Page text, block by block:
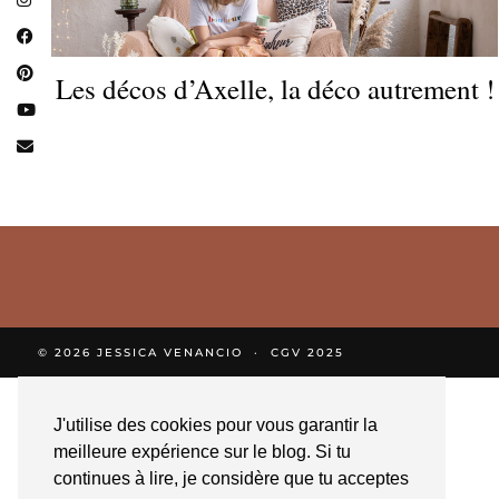
J'utilise des cookies pour vous garantir la
meilleure expérience sur le blog. Si tu
continues à lire, je considère que tu acceptes
Les décos d’Axelle, la déco autrement !
© 2026 JESSICA VENANCIO CGV 2025